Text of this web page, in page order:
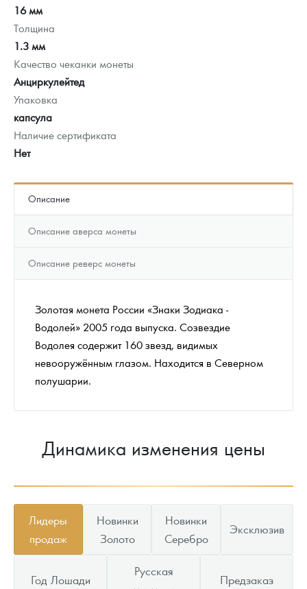
16 мм
Толщина
1.3 мм
Качество чеканки монеты
Анциркулейтед
Упаковка
капсула
Наличие сертификата
Нет
Описание
Описание аверса монеты
Описание реверс монеты
Золотая монета России «Знаки Зодиака -
Водолей» 2005 года выпуска. Созвездие
Водолея содержит 160 звезд, видимых
невооружённым глазом. Находится в Северном
полушарии.
Динамика изменения цены
Лидеры
продаж
Новинки
Золото
Новинки
Серебро
Эксклюзив
Год Лошади
Русская
Предзаказ